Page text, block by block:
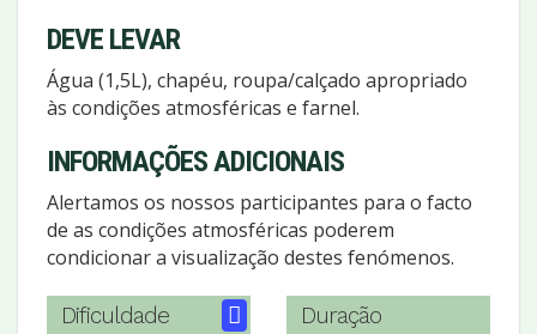
DEVE LEVAR
Água (1,5L), chapéu, roupa/calçado apropriado
às condições atmosféricas e farnel.
INFORMAÇÕES ADICIONAIS
Alertamos os nossos participantes para o facto
de as condições atmosféricas poderem
condicionar a visualização destes fenómenos.
Dificuldade Duração